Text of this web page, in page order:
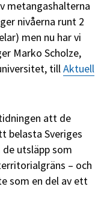
metangashalterna
nivåerna runt 2
men nu har vi
Marko Scholze,
tillAktuell
att de
belasta Sveriges
utsläpp som
– och
som en del av ett